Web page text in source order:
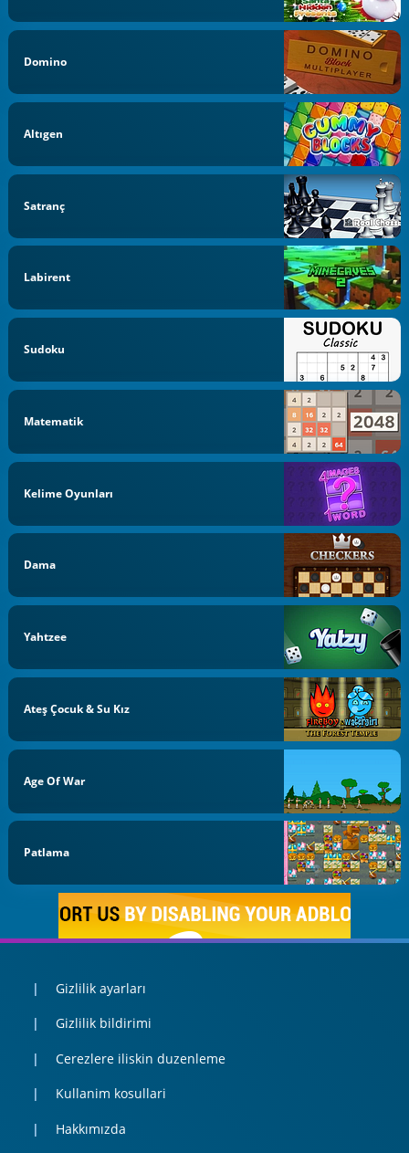
Domino
Altıgen
Satranç
Labirent
Sudoku
Matematik
Kelime Oyunları
Dama
Yahtzee
Ateş Çocuk & Su Kız
Age Of War
Patlama
Gizlilik ayarları
Gizlilik bildirimi
Cerezlere iliskin duzenleme
Kullanim kosullari
Hakkımızda